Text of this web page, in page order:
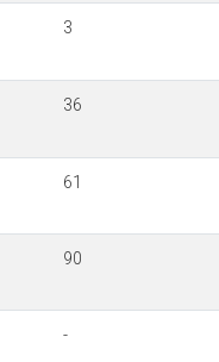
3
36
61
90
-